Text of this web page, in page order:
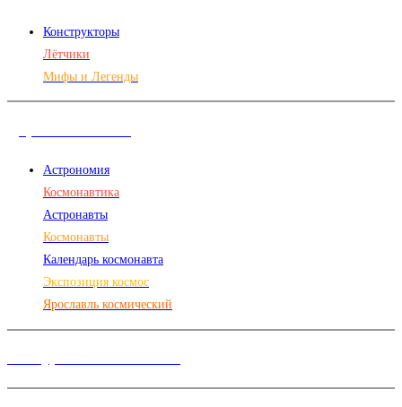
Конструкторы
Лётчики
Мифы и Легенды
Астрономия
Космонавтика
Астронавты
Космонавты
Календарь космонавта
Экспозиция космос
Ярославль космический